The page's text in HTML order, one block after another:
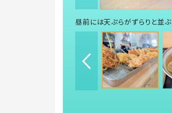
昼前には天ぷらがずらりと並ぶ